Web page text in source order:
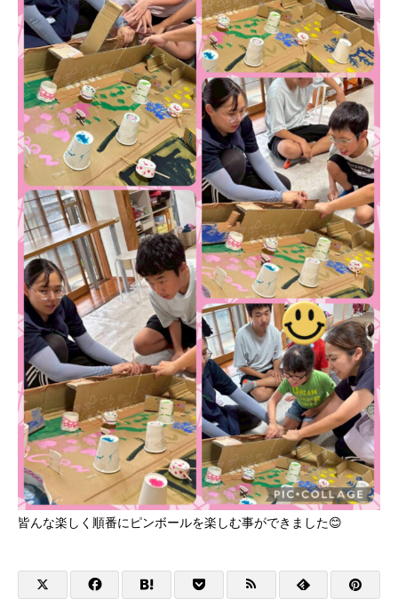
皆んな楽しく順番にピンボールを楽しむ事ができました😊